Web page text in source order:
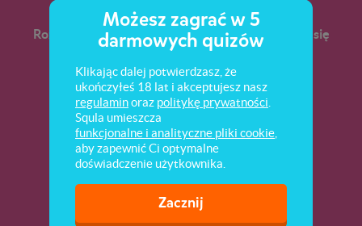
Rozpoznawanie znaków drogowych, stosowanie się
do nich. Bezpieczne zachowania w ruchu
drogowym.
Możesz zagrać w 5
darmowych quizów
Klikając dalej potwierdzasz, że
ukończyłeś 18 lat i akceptujesz nasz
regulaminoraz politykę prywatności
Squla umieszcza
funkcjonalne i analityczne pliki cookie
aby zapewnić Ci optymalne
doświadczenie użytkownika.
Zacznij